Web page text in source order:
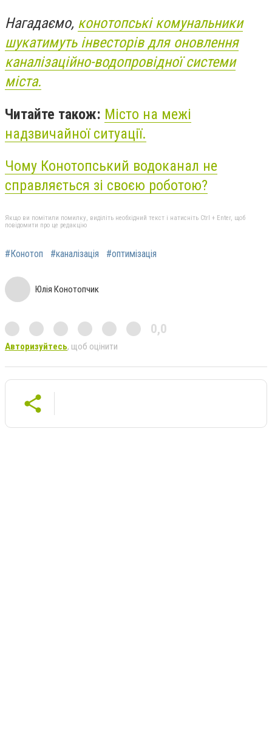
Нагадаємо, конотопські комунальники
шукатимуть інвесторів для оновлення
каналізаційно-водопровідної системи
міста.
Читайте також: Місто на межі
надзвичайної ситуації.
Чому Конотопський водоканал не
справляється зі своєю роботою?
Якщо ви помітили помилку, виділіть необхідний текст і натисніть Ctrl + Enter, щоб
повідомити про це редакцію
#Конотоп #каналізація #оптимізація
Юлія Конотопчик
0,0
Авторизуйтесь, щоб оцінити